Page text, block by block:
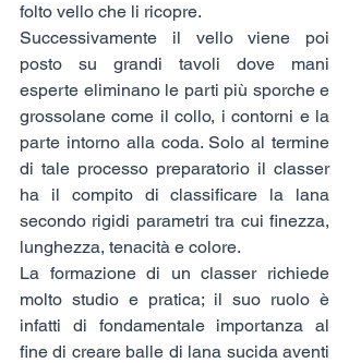
folto vello che li ricopre.
Successivamente il vello viene poi
posto su grandi tavoli dove mani
esperte eliminano le parti più sporche e
grossolane come il collo, i contorni e la
parte intorno alla coda. Solo al termine
di tale processo preparatorio il classer
ha il compito di classificare la lana
secondo rigidi parametri tra cui finezza,
lunghezza, tenacità e colore.
La formazione di un classer richiede
molto studio e pratica; il suo ruolo è
infatti di fondamentale importanza al
fine di creare balle di lana sucida aventi